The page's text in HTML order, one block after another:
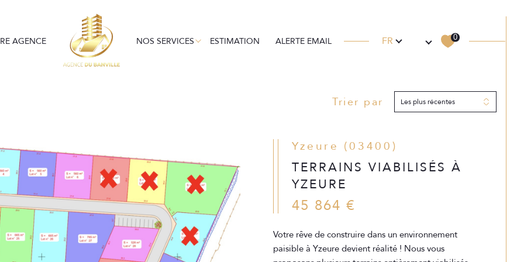
EN LOCATION
AGENCE NOS SERVICES ESTIMATION ALERTE EMAIL Langue
FR 0
Estimer
Filtrer
Voir les
Trier par Les plus récentes
Yzeure (03400)
TERRAINS VIABILISÉS À
YZEURE
45 864 €
Votre rêve de construire dans un environnement
paisible à Yzeure devient réalité ! Nous vous